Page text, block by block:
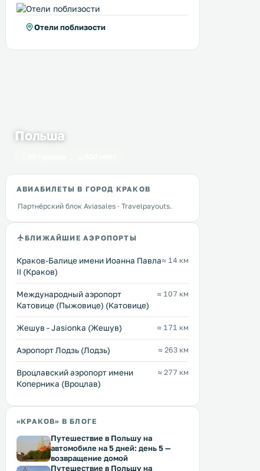
Bernardyńska
≈ 59 $
Апартаменты Dragon с видом на
Вавельский замок расположены в
самом центре Кракова, всего в 1
км от красивой главной рыночной
площади. Гостям предлагается
бесплатный Wi-Fi. .
Перейти →
расположен в
метрах от Вавельского
отдельных и общих
подключен бесплатный Wi-
отдельные, так и общие
оформлены в
.
Отели поблизости
Польша
АВИАБИЛЕТЫ В ГОРОД КРАКОВ
Партнёрский блок Aviasales · Travelpayouts.
БЛИЖАЙШИЕ АЭРОПОРТЫ
Краков-Балице имени Иоанна Павла
II (Краков)
≈ 14 км
Международный аэропорт
Катовице (Пыжовице) (Катовице)
≈ 107 км
Жешув - Jasionka (Жешув) ≈ 171 км
Аэропорт Лодзь (Лодзь) ≈ 263 км
Вроцлавский аэропорт имени
Коперника (Вроцлав)
≈ 277 км
«КРАКОВ» В БЛОГЕ
Путешествие в Польшу на
автомобиле на 5 дней: день 5 —
возвращение домой
Путешествие в Польшу на